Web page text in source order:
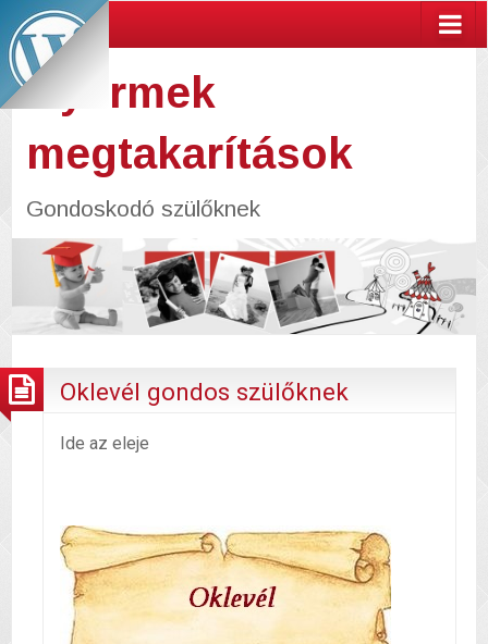
Gyermek
megtakarítások
Gondoskodó szülőknek
Oklevél gondos szülőknek
Ide az eleje